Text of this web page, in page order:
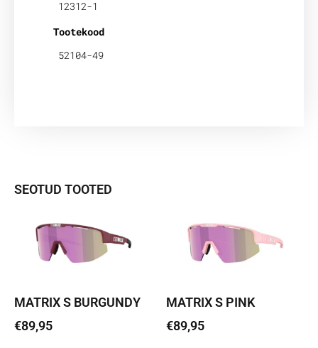
12312-1
Tootekood
52104-49
SEOTUD TOOTED
MATRIX S BURGUNDY
€89,95
MATRIX S PINK
€89,95